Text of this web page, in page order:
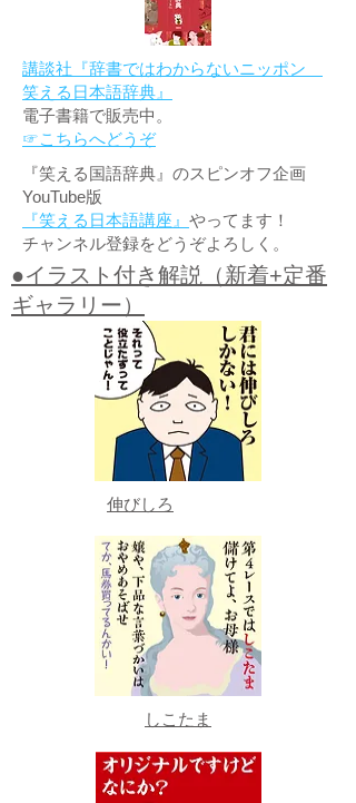
講談社『辞書ではわからないニッポン
笑える日本語辞典』
電子書籍で販売中。
☞こちらへどうぞ
『笑える国語辞典』のスピンオフ企画
YouTube版
『笑える日本語講座』 やってます！
チャンネル登録をどうぞよろしく。
●イラスト付き解説（新着+定番
ギャラリー）
伸びしろ
しこたま